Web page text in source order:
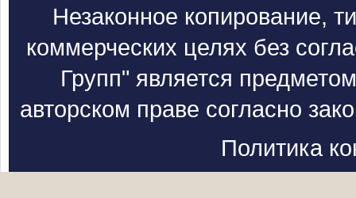
Незаконное копирование,
коммерческих целях без
Групп" является
авторском праве согласно
Политика